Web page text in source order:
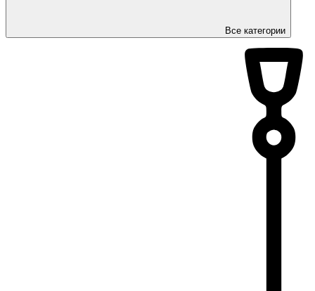
Все категории